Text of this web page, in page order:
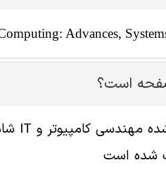
Advances,
است؟
شده است